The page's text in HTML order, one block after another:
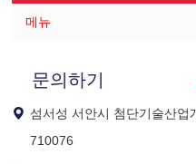
메뉴
문의하기
섬서성 서안시 첨단기술산업
710076